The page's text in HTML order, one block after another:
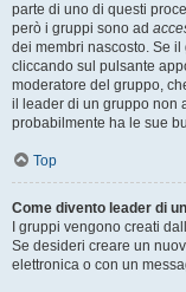
parte di uno di questi
però i gruppi sono ad
dei membri nascosto. Se
cliccando sul pulsante
moderatore del gruppo,
il leader di un gruppo non
probabilmente ha le sue
Top
Come divento leader di
I gruppi vengono creati
Se desideri creare un
elettronica o con un